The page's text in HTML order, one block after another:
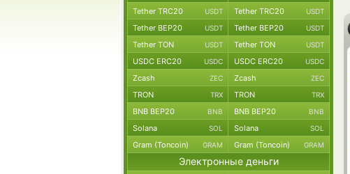
Tether TRC20 USDT Tether TRC20 USDT
Tether BEP20 USDT Tether BEP20 USDT
Tether TON USDT Tether TON USDT
USDC ERC20 USDC USDC ERC20 USDC
Zcash ZEC Zcash ZEC
TRON TRX TRON TRX
BNB BEP20 BNB BNB BEP20 BNB
Solana SOL Solana SOL
Gram (Toncoin) GRAM Gram (Toncoin) GRAM
Электронные деньги